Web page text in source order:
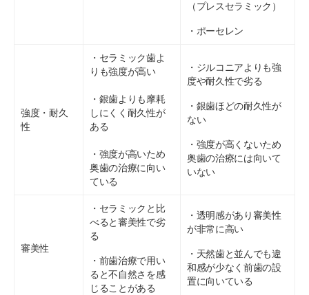
（プレスセラミック）
・ポーセレン
強度・耐久
性
・セラミック歯よ
りも強度が高い
・銀歯よりも摩耗
しにくく耐久性が
ある
・強度が高いため
奥歯の治療に向い
ている
・ジルコニアよりも強
度や耐久性で劣る
・銀歯ほどの耐久性が
ない
・強度が高くないため
奥歯の治療には向いて
いない
審美性
・セラミックと比
べると審美性で劣
る
・前歯治療で用い
ると不自然さを感
じることがある
・透明感があり審美性
が非常に高い
・天然歯と並んでも違
和感が少なく前歯の設
置に向いている